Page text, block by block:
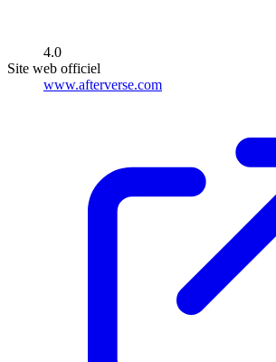
4.0
Site web officiel
www.afterverse.com